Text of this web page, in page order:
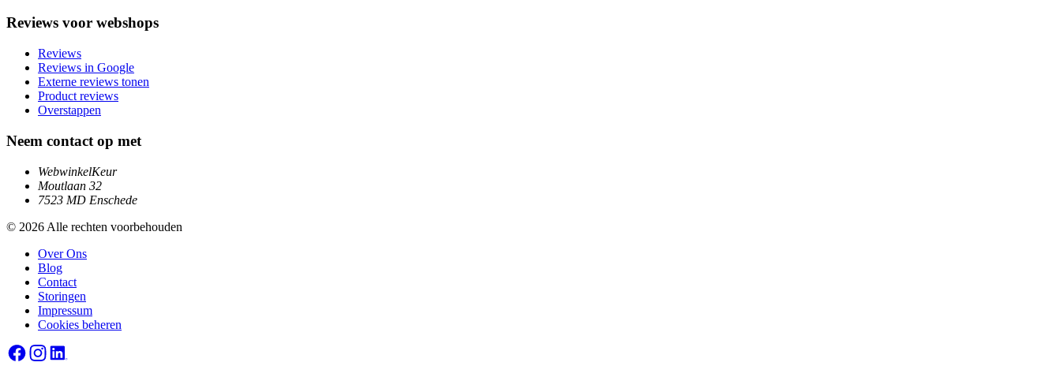
Reviews voor webshops
Reviews
Reviews in Google
Externe reviews tonen
Product reviews
Overstappen
Neem contact op met
WebwinkelKeur
Moutlaan 32
7523 MD Enschede
© 2026 Alle rechten voorbehouden
Over Ons
Blog
Contact
Storingen
Impressum
Cookies beheren